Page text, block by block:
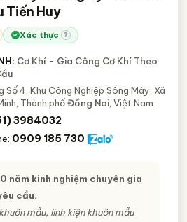
Tiến Huy
Xác thực ?
Cơ Khí - Gia Công Cơ Khí Theo
Số 4, Khu Công Nghiệp Sông Mây, Xã
Thành phốĐồng Nai , Việt Nam
3984032
0909 185 730
năm kinh nghiệm chuyên gia
cầu.
mẫu, linh kiện khuôn mẫu